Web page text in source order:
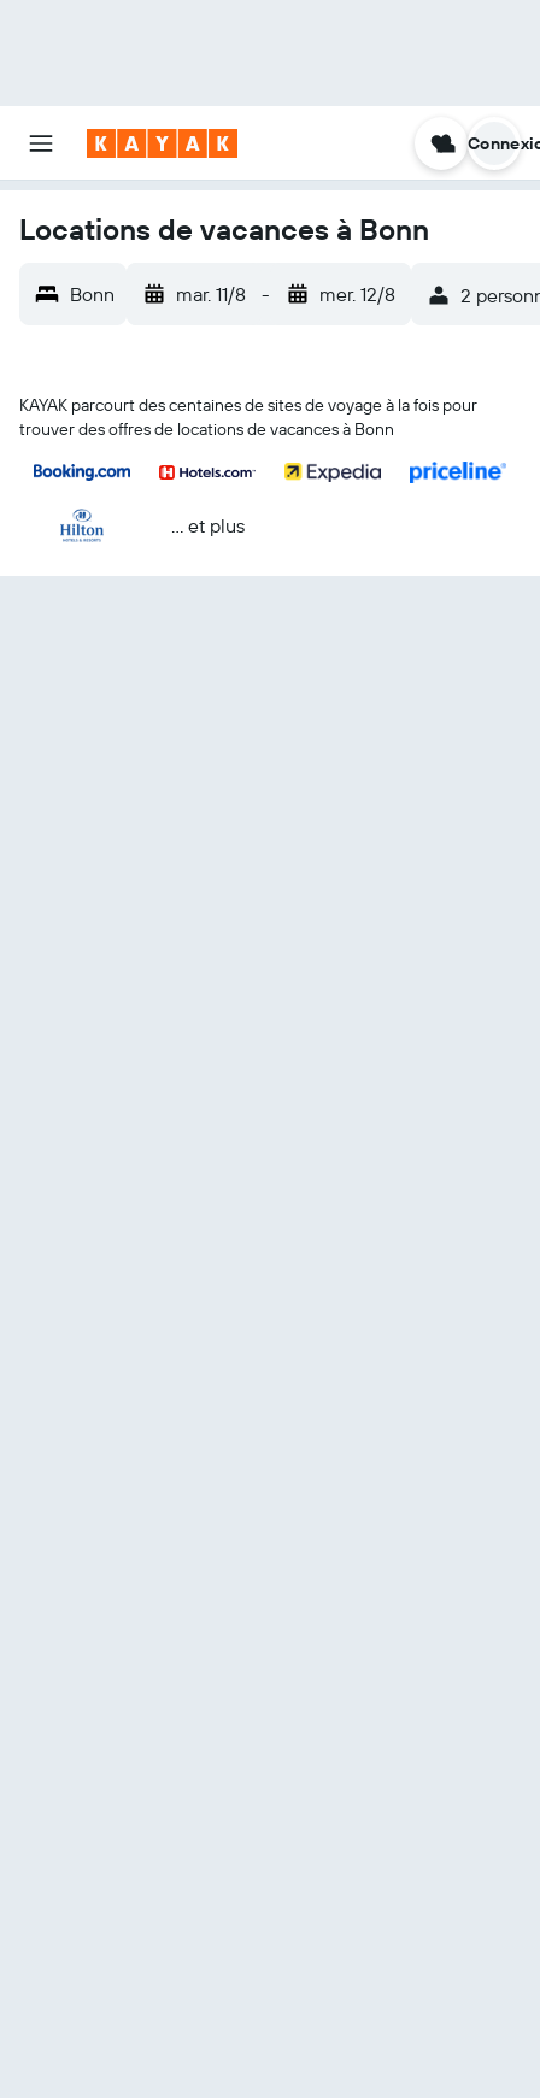
Locations de vacances à Bonn
Bonn mar. 11/8 - mer. 12/8 2
KAYAK parcourt des centaines de sites de voyage à la fois pour
trouver des offres de locations de vacances à Bonn
… et plus